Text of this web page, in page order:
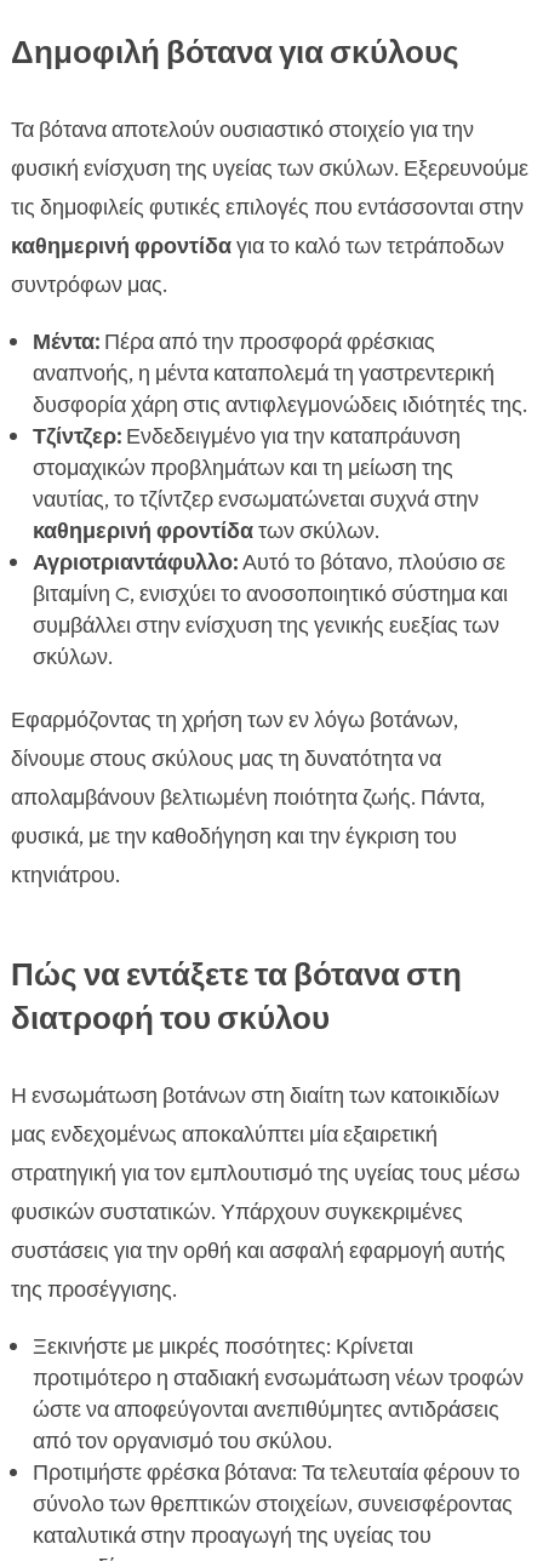
Δημοφιλή βότανα για σκύλους
Τα βότανα αποτελούν ουσιαστικό στοιχείο για την
φυσική ενίσχυση της υγείας των σκύλων. Εξερευνούμε
τις δημοφιλείς φυτικές επιλογές που εντάσσονται στην
καθημερινή φροντίδαγια το καλό των τετράποδων
συντρόφων μας.
Μέντα:Πέρα από την προσφορά φρέσκιας
αναπνοής, η μέντα καταπολεμά τη γαστρεντερική
δυσφορία χάρη στις αντιφλεγμονώδεις ιδιότητές της.
Τζίντζερ:Ενδεδειγμένο για την καταπράυνση
στομαχικών προβλημάτων και τη μείωση της
ναυτίας, το τζίντζερ ενσωματώνεται συχνά στην
καθημερινή φροντίδατων σκύλων.
Αγριοτριαντάφυλλο:Αυτό το βότανο, πλούσιο σε
βιταμίνη C, ενισχύει το ανοσοποιητικό σύστημα και
συμβάλλει στην ενίσχυση της γενικής ευεξίας των
σκύλων.
Εφαρμόζοντας τη χρήση των εν λόγω βοτάνων,
δίνουμε στους σκύλους μας τη δυνατότητα να
απολαμβάνουν βελτιωμένη ποιότητα ζωής. Πάντα,
φυσικά, με την καθοδήγηση και την έγκριση του
κτηνιάτρου.
Πώς να εντάξετε τα βότανα στη
διατροφή του σκύλου
Η ενσωμάτωση βοτάνων στη διαίτη των κατοικιδίων
μας ενδεχομένως αποκαλύπτει μία εξαιρετική
στρατηγική για τον εμπλουτισμό της υγείας τους μέσω
φυσικών συστατικών. Υπάρχουν συγκεκριμένες
συστάσεις για την ορθή και ασφαλή εφαρμογή αυτής
της προσέγγισης.
Ξεκινήστε με μικρές ποσότητες: Κρίνεται
προτιμότερο η σταδιακή ενσωμάτωση νέων τροφών
ώστε να αποφεύγονται ανεπιθύμητες αντιδράσεις
από τον οργανισμό του σκύλου.
Προτιμήστε φρέσκα βότανα: Τα τελευταία φέρουν το
σύνολο των θρεπτικών στοιχείων, συνεισφέροντας
καταλυτικά στην προαγωγή της υγείας του